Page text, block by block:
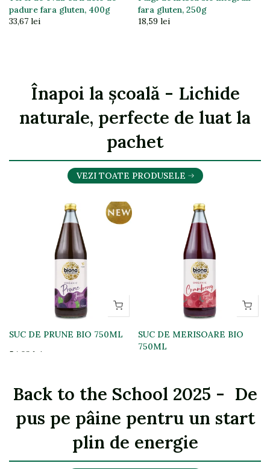
padure fara gluten, 400g
33,67 lei
fara gluten, 250g
18,59 lei
Înapoi la școală - Lichide
naturale, perfecte de luat la
pachet
VEZI TOATE PRODUSELE
SUC DE PRUNE BIO 750ML
54,03 lei
SUC DE MERISOARE BIO
750ML
Back to the School 2025 - De
pus pe pâine pentru un start
plin de energie